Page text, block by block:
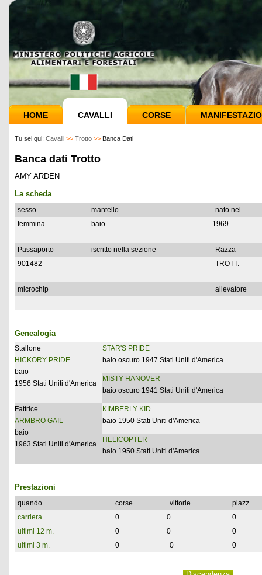
HOME CAVALLI CORSE
Tu sei qui: Cavalli >> Trotto >> Banca Dati
Banca dati Trotto
AMY ARDEN
La scheda
sesso mantello
nato nel
femmina
baio 1969
Passaporto iscritto nella sezione
Razza
901482
TROTT.
microchip allevatore
Genealogia
Stallone
HICKORY PRIDE
baio
1956 Stati Uniti d'America
STAR'S PRIDE
baio oscuro 1947 Stati Uniti d'America
MISTY HANOVER
baio oscuro 1941 Stati Uniti d'America
Fattrice
ARMBRO GAIL
baio
1963 Stati Uniti d'America
KIMBERLY KID
baio 1950 Stati Uniti d'America
HELICOPTER
baio 1950 Stati Uniti d'America
Prestazioni
quando corse vittorie
piazz.
carriera
0 0
0
ultimi 12 m.
0 0
0
ultimi 3 m.
0 0 0